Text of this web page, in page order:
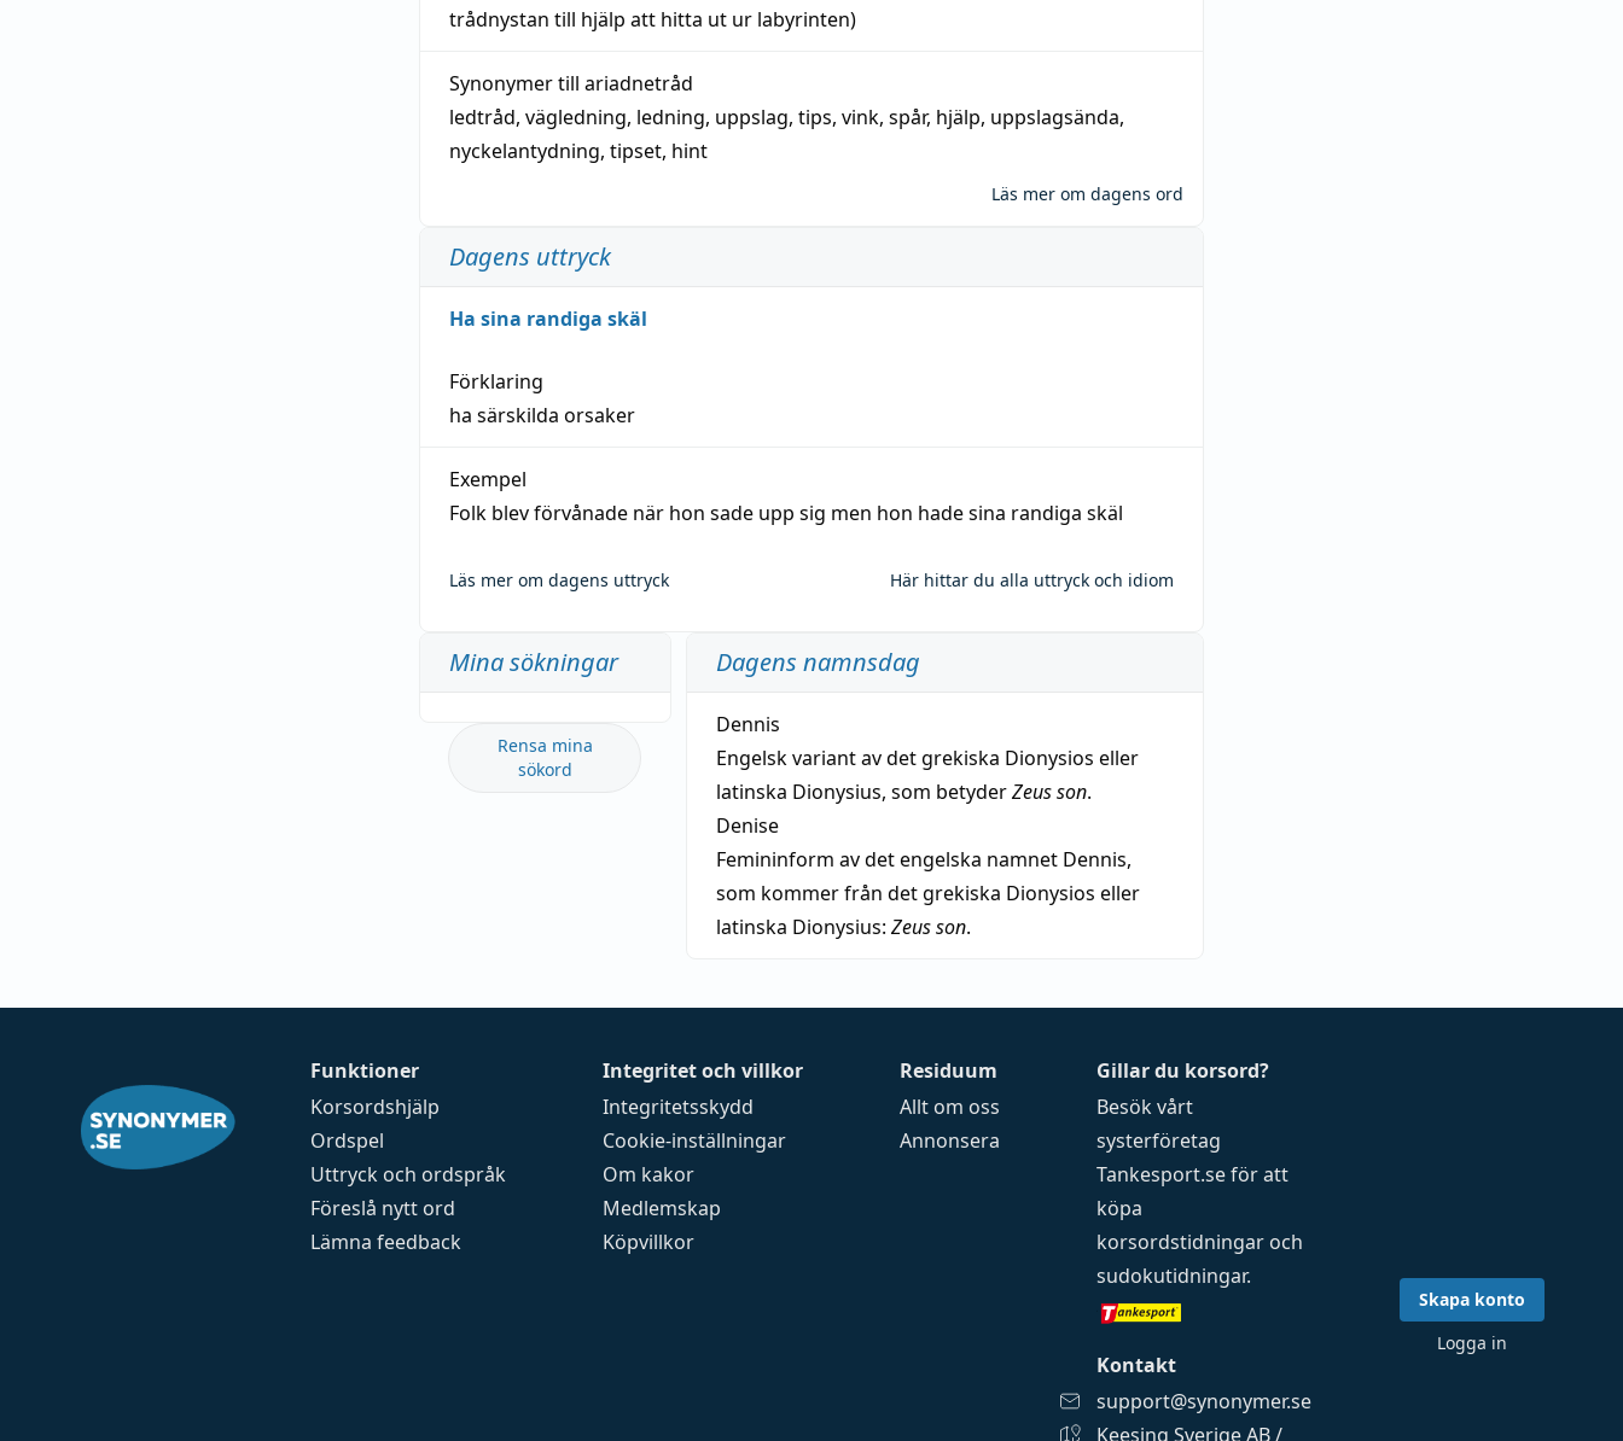
trådnystan till hjälp att hitta ut ur labyrinten)
Synonymer till ariadnetråd
ledtråd, vägledning, ledning, uppslag, tips, vink, spår, hjälp, uppslagsända,
nyckelantydning, tipset, hint
Läs mer om dagens ord
Dagens uttryck
Ha sina randiga skäl
Förklaring
ha särskilda orsaker
Exempel
Folk blev förvånade när hon sade upp sig men hon hade sina randiga skäl
Läs mer om dagens uttryck Här hittar du alla uttryck och idiom
Mina sökningar
Rensa mina
sökord
Dagens namnsdag
Dennis
Engelsk variant av det grekiska Dionysios eller
latinska Dionysius, som betyderZeus son.
Denise
Femininform av det engelska namnet Dennis,
som kommer från det grekiska Dionysios eller
latinska Dionysius: Zeus son.
Funktioner
Korsordshjälp
Ordspel
Uttryck och ordspråk
Föreslå nytt ord
Lämna feedback
Integritet och villkor
Integritetsskydd
Cookie-inställningar
Om kakor
Medlemskap
Köpvillkor
Residuum
Allt om oss
Annonsera
Gillar du korsord?
Besök vårt
systerföretag
Tankesport.seför att
köpa
korsordstidningar och
sudokutidningar.
Kontakt
support@synonymer.se
Keesing Sverige AB /
Skapa konto
Logga in